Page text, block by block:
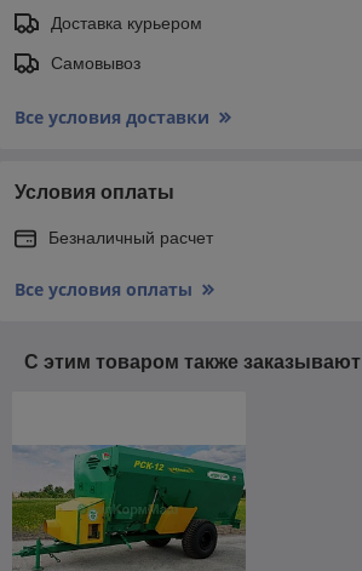
Доставка курьером
Самовывоз
Все условия доставки
Условия оплаты
Безналичный расчет
Все условия оплаты
С этим товаром также заказывают